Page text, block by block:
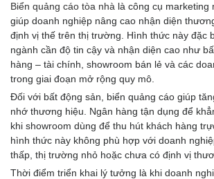
Biển quảng cáo tòa nhà là công cụ marketing
giúp doanh nghiệp nâng cao nhận diện
định vị thế trên thị trường. Hình thức này đặc
ngành cần độ tin cậy và nhận diện cao như
hàng – tài chính, showroom bán lẻ và các
trong giai đoạn mở rộng quy mô.
Đối với bất động sản, biển quảng cáo giúp
nhớ thương hiệu. Ngân hàng tận dụng để
khi showroom dùng để thu hút khách hàng
hình thức này không phù hợp với doanh
thấp, thị trường nhỏ hoặc chưa có định vị
Thời điểm triển khai lý tưởng là khi doanh